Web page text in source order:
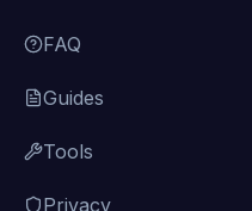
FAQ
Guides
Tools
Privacy